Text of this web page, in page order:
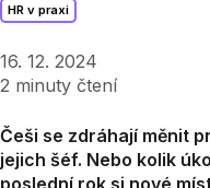
HR v praxi
16. 12. 2024
2 minuty čtení
Češi se zdráhají měnit
jejich šéf. Nebo kolik
poslední rok si nové